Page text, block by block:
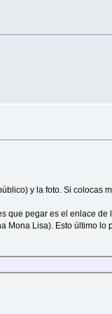
y la foto. Si colocas
que pegar es el enlace
Lisa). Esto último lo